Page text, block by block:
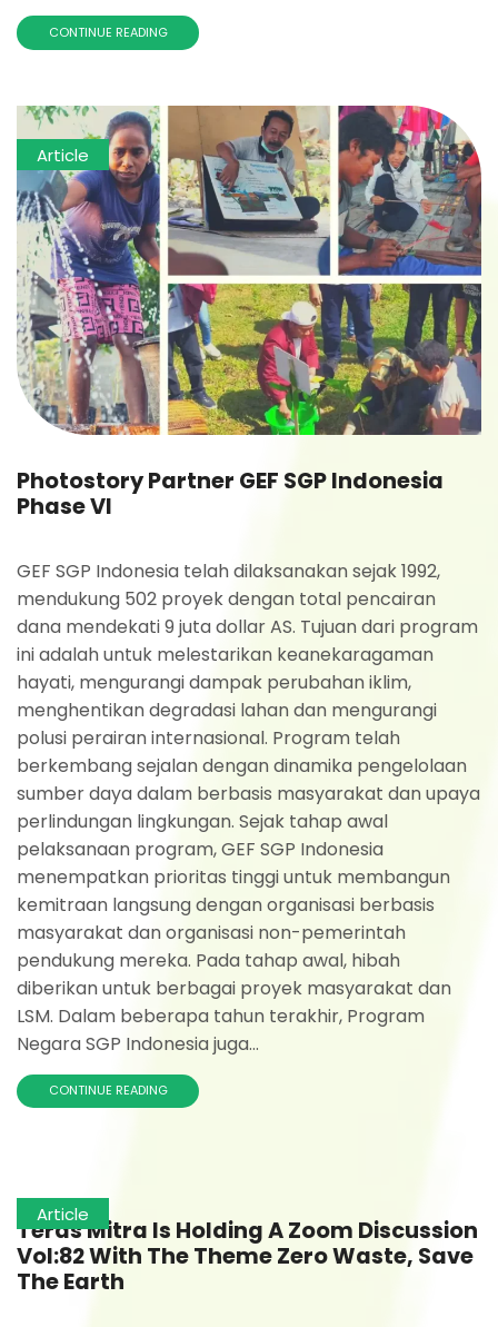
CONTINUE READING
Article
Photostory Partner GEF SGP Indonesia
Phase VI
GEF SGP Indonesia telah dilaksanakan sejak 1992,
mendukung 502 proyek dengan total pencairan
dana mendekati 9 juta dollar AS. Tujuan dari program
ini adalah untuk melestarikan keanekaragaman
hayati, mengurangi dampak perubahan iklim,
menghentikan degradasi lahan dan mengurangi
polusi perairan internasional. Program telah
berkembang sejalan dengan dinamika pengelolaan
sumber daya dalam berbasis masyarakat dan upaya
perlindungan lingkungan. Sejak tahap awal
pelaksanaan program, GEF SGP Indonesia
menempatkan prioritas tinggi untuk membangun
kemitraan langsung dengan organisasi berbasis
masyarakat dan organisasi non-pemerintah
pendukung mereka. Pada tahap awal, hibah
diberikan untuk berbagai proyek masyarakat dan
LSM. Dalam beberapa tahun terakhir, Program
Negara SGP Indonesia juga...
CONTINUE READING
Article
Teras Mitra Is Holding A Zoom Discussion
Vol:82 With The Theme Zero Waste, Save
The Earth